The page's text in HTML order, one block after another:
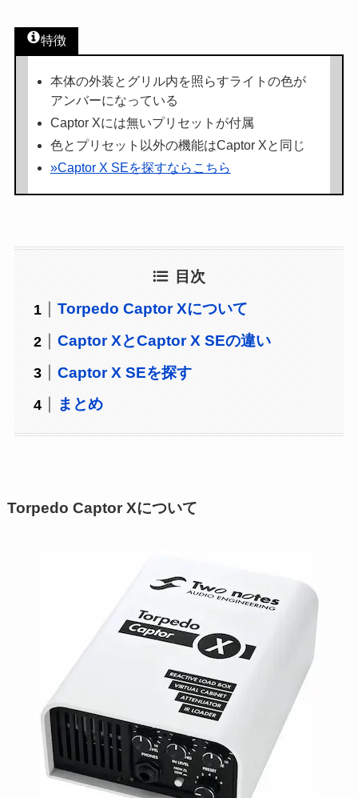
特徴
本体の外装とグリル内を照らすライトの色が
アンバーになっている
Captor Xには無いプリセットが付属
色とプリセット以外の機能はCaptor Xと同じ
»Captor X SEを探すならこちら
目次
Torpedo Captor Xについて
Captor XとCaptor X SEの違い
Captor X SEを探す
まとめ
Torpedo Captor Xについて